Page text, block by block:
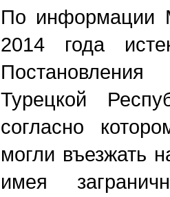
По информации
2014 года
Турецкой
согласно
могли въезжать
имея